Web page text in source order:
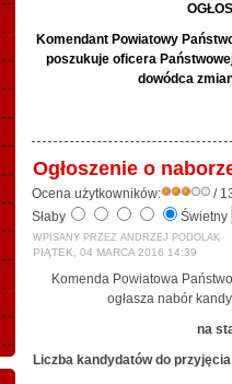
Komendant Powiatowy
poszukuje oficera
dowódca
Ogłoszenie o
Ocena użytkowników:
/
Słaby
Świetny
WPISANY PRZEZ ANDRZEJ PODOLAK
PIĄTEK, 04 MARCA 2016 14:39
Komenda Powiatowa
ogłasza nabór
na
Liczba kandydatów do przyjęcia